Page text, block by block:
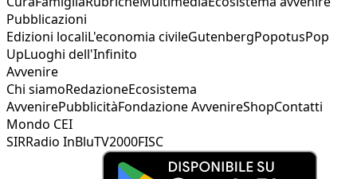
Pubblicazioni
Edizioni localiL'economia civileGutenbergPopotusPop
UpLuoghi dell'Infinito
Avvenire
Chi siamoRedazioneEcosistema
AvvenirePubblicitàFondazione AvvenireShopContatti
Mondo CEI
SIRRadio InBluTV2000FISC